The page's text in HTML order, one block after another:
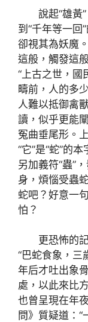
說起“雄黃
到“千年等一回
卻視其為妖魔
這般，觸發這
“上古之世，國
疇前，人的多
人難以抵御禽
讀，似乎更能
冤曲垂尾形。
“它”是“蛇”的
另加義符“蟲”
身，煩惱受蟲
蛇吧？好意一
怕？
更恐怖的
“巴蛇食象，三
年后才吐出象
處，以此來比
也曾呈現在年
問》質疑道：“